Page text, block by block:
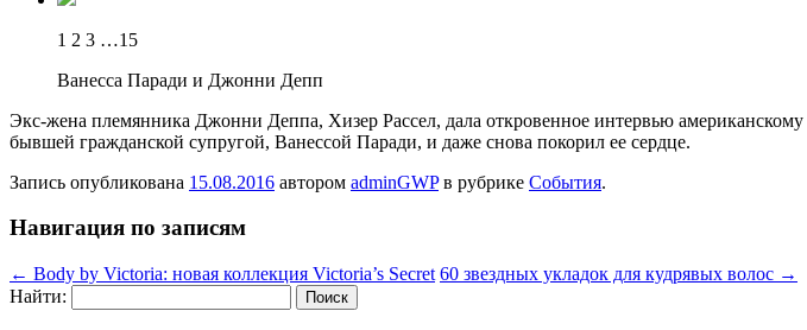
1 2 3 …15
Ванесса Паради и Джонни Депп
Экс-жена племянника Джонни Деппа, Хизер Рассел, дала откровенное интервью американскому
бывшей гражданской супругой, Ванессой Паради, и даже снова покорил ее сердце.
Запись опубликована 15.08.2016 автором adminGWPв рубрике События.
Навигация по записям
← Body by Victoria: новая коллекция Victoria’s Secret 60 звездных укладок для кудрявых волос →
Найти: